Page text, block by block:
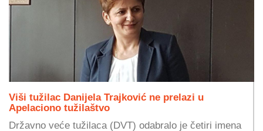
Viši tužilac Danijela Trajković ne prelazi u
Apelaciono tužilaštvo
Državno veće tužilaca (DVT) odabralo je četiri imena